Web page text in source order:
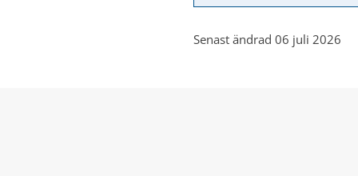
Senast ändrad 06 juli 2026